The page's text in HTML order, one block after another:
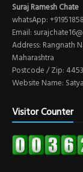
Suraj Ramesh Chate
whatsApp:
Email:
Address: Rangnath
Maharashtra
Postcode / Zip:
Website Name:
Visitor Counter